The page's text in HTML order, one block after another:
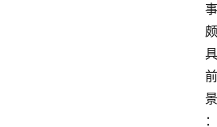
事
颇
具
前
景
：